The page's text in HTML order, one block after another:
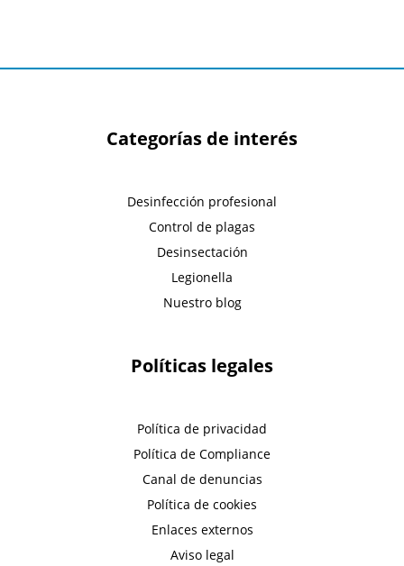
Categorías de interés
Desinfección profesional
Control de plagas
Desinsectación
Legionella
Nuestro blog
Políticas legales
Política de privacidad
Política de Compliance
Canal de denuncias
Política de cookies
Enlaces externos
Aviso legal